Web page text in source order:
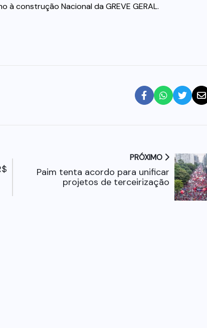
construção Nacional da GREVE GERAL.
PRÓXIMO
Paim tenta acordo para unificar
projetos de terceirização